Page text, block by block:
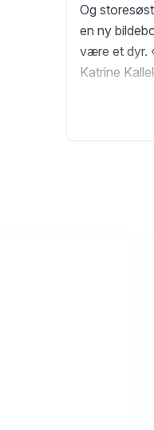
Og
en ny
være et dyr.
Katrine